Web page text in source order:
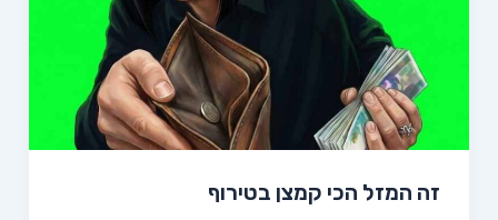
זה המזל הכי קמצן בטירוף